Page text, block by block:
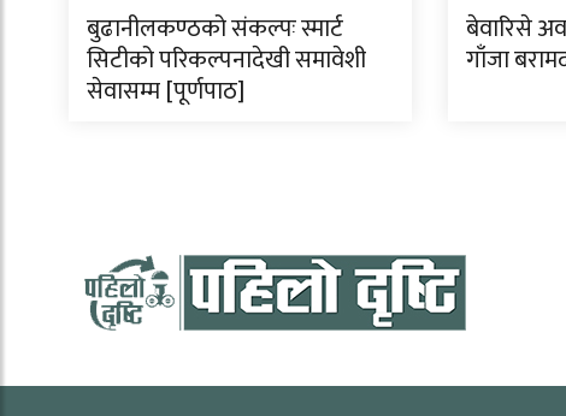
बुढानीलकण्ठको संकल्पः स्मार्ट
सिटीको परिकल्पनादेखी समावेशी
सेवासम्म [पूर्णपाठ]
बेवारिसे
गाँजा